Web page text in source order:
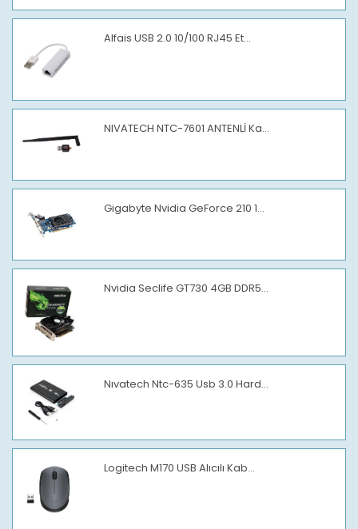
Alfais USB 2.0 10/100 RJ45 Et...
NIVATECH NTC-7601 ANTENLİ Ka...
Gigabyte Nvidia GeForce 210 1...
Nvidia Seclife GT730 4GB DDR5...
Nıvatech Ntc-635 Usb 3.0 Hard...
Logitech M170 USB Alıcılı Kab...